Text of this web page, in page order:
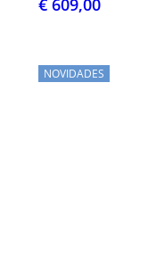
€ 609,00
NOVIDADES